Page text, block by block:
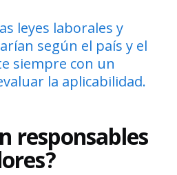
leyes laborales y
según el país y el
siempre con un
la aplicabilidad.
responsables